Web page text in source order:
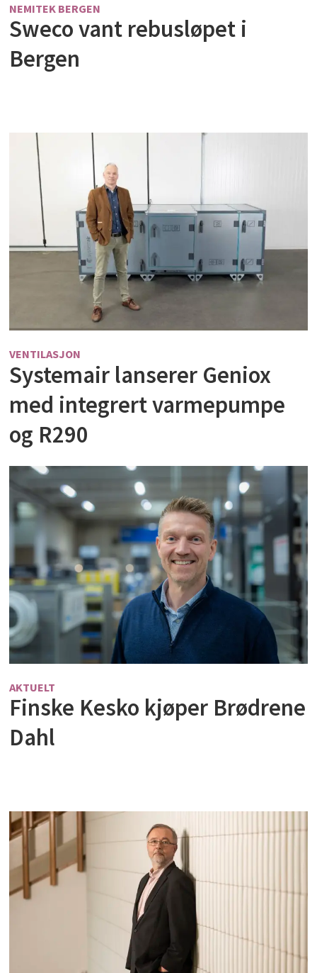
NEMITEK BERGEN
Sweco vant rebusløpet i
Bergen
VENTILASJON
Systemair lanserer Geniox
med integrert varmepumpe
og R290
AKTUELT
Finske Kesko kjøper Brødrene
Dahl